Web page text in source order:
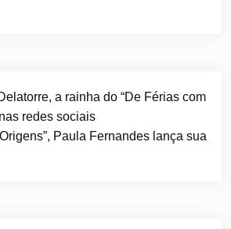
a rainha do “De Férias com
redes sociais
Paula Fernandes lança sua